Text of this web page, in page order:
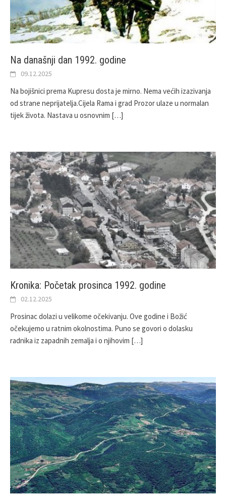
Na današnji dan 1992. godine
09.12.2025
Na bojišnici prema Kupresu dosta je mirno. Nema većih izazivanja
od strane neprijatelja.Cijela Rama i grad Prozor ulaze u normalan
tijek života. Nastava u osnovnim […]
Kronika: Početak prosinca 1992. godine
02.12.2025
Prosinac dolazi u velikome očekivanju. Ove godine i Božić
očekujemo u ratnim okolnostima. Puno se govori o dolasku
radnika iz zapadnih zemalja i o njihovim […]